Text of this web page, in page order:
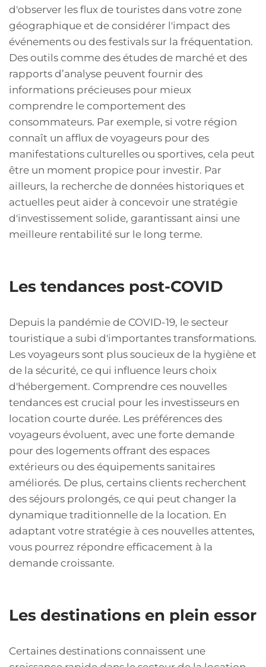
d'observer les flux de touristes dans votre zone
géographique et de considérer l'impact des
événements ou des festivals sur la fréquentation.
Des outils comme des études de marché et des
rapports d’analyse peuvent fournir des
informations précieuses pour mieux
comprendre le comportement des
consommateurs. Par exemple, si votre région
connaît un afflux de voyageurs pour des
manifestations culturelles ou sportives, cela peut
être un moment propice pour investir. Par
ailleurs, la recherche de données historiques et
actuelles peut aider à concevoir une stratégie
d'investissement solide, garantissant ainsi une
meilleure rentabilité sur le long terme.
Les tendances post-COVID
Depuis la pandémie de COVID-19, le secteur
touristique a subi d'importantes transformations.
Les voyageurs sont plus soucieux de la hygiène et
de la sécurité, ce qui influence leurs choix
d'hébergement. Comprendre ces nouvelles
tendances est crucial pour les investisseurs en
location courte durée. Les préférences des
voyageurs évoluent, avec une forte demande
pour des logements offrant des espaces
extérieurs ou des équipements sanitaires
améliorés. De plus, certains clients recherchent
des séjours prolongés, ce qui peut changer la
dynamique traditionnelle de la location. En
adaptant votre stratégie à ces nouvelles attentes,
vous pourrez répondre efficacement à la
demande croissante.
Les destinations en plein essor
Certaines destinations connaissent une